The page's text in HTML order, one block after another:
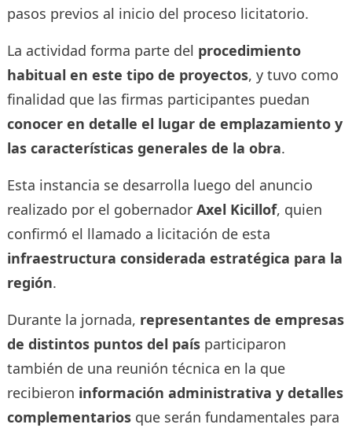
pasos previos al inicio del proceso licitatorio.
La actividad forma parte del procedimiento
habitual en este tipo de proyectos, y tuvo como
finalidad que las firmas participantes puedan
conocer en detalle el lugar de emplazamiento y
las características generales de la obra.
Esta instancia se desarrolla luego del anuncio
realizado por el gobernador Axel Kicillof, quien
confirmó el llamado a licitación de esta
infraestructura considerada estratégica para la
región.
Durante la jornada, representantes de empresas
de distintos puntos del paísparticiparon
también de una reunión técnica en la que
recibieron información administrativa y detalles
complementariosque serán fundamentales para